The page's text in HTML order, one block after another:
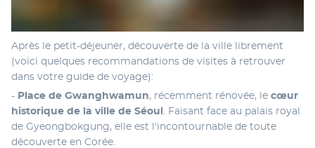
Après le petit-déjeuner, découverte de la ville librement
(voici quelques recommandations de visites à retrouver
dans votre guide de voyage):
- Place de Gwanghwamun, récemment rénovée, le cœur
historique de la ville de Séoul
. Faisant face au palais royal
de Gyeongbokgung, elle est l'incontournable de toute
découverte en Corée.